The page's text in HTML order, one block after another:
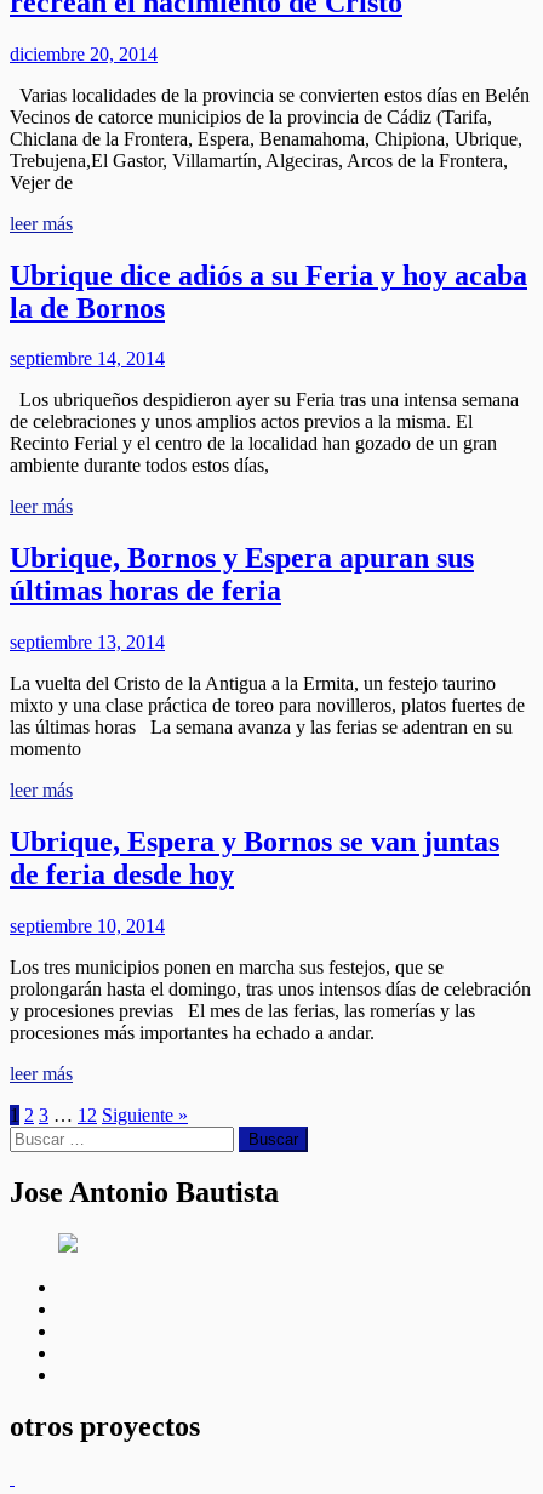
diciembre 20, 2014
Varias localidades de la provincia se convierten estos días en Belén
Vecinos de catorce municipios de la provincia de Cádiz (Tarifa,
Chiclana de la Frontera, Espera, Benamahoma, Chipiona, Ubrique,
Trebujena,El Gastor, Villamartín, Algeciras, Arcos de la Frontera,
Vejer de
leer más
Ubrique dice adiós a su Feria y hoy acaba
la de Bornos
septiembre 14, 2014
Los ubriqueños despidieron ayer su Feria tras una intensa semana
de celebraciones y unos amplios actos previos a la misma. El
Recinto Ferial y el centro de la localidad han gozado de un gran
ambiente durante todos estos días,
leer más
Ubrique, Bornos y Espera apuran sus
últimas horas de feria
septiembre 13, 2014
La vuelta del Cristo de la Antigua a la Ermita, un festejo taurino
mixto y una clase práctica de toreo para novilleros, platos fuertes de
las últimas horas La semana avanza y las ferias se adentran en su
momento
leer más
Ubrique, Espera y Bornos se van juntas
de feria desde hoy
septiembre 10, 2014
Los tres municipios ponen en marcha sus festejos, que se
prolongarán hasta el domingo, tras unos intensos días de celebración
y procesiones previas El mes de las ferias, las romerías y las
procesiones más importantes ha echado a andar.
leer más
1 2 3 … 12 Siguiente »
Buscar:
Jose Antonio Bautista
otros proyectos